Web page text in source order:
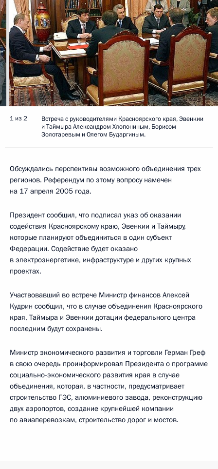
1 из 2
Встреча с руководителями Красноярского края, Эвенкии
и Таймыра Александром Хлопониным, Борисом
Золотаревым и Олегом Бударгиным.
Обсуждались перспективы возможного объединения трех
регионов. Референдум по этому вопросу намечен
на 17 апреля 2005 года.
Президент сообщил, что подписал указ об оказании
содействия Красноярскому краю, Эвенкии и Таймыру,
которые планируют объединиться в один субъект
Федерации. Содействие будет оказано
в электроэнергетике, инфраструктуре и других крупных
проектах.
Участвовавший во встрече Министр финансов Алексей
Кудрин сообщил, что в случае объединения Красноярского
края, Таймыра и Эвенкии дотации федерального центра
последним будут сохранены.
Министр экономического развития и торговли Герман Греф
в свою очередь проинформировал Президента о программе
социально-экономического развития края в случае
объединения, которая, в частности, предусматривает
строительство ГЭС, алюминиевого завода, реконструкцию
двух аэропортов, создание крупнейшей компании
по авиаперевозкам, строительство дорог и мостов.